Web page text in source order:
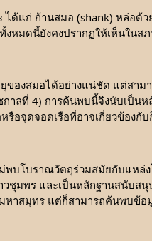
ด้แก่ ก้านสมอ (shank) หล่อด้
งหมดนี้ยังคงปรากฏให้เห็นในส
ของสมอได้อย่างแน่ชัด แต่สาม
กาลที่ 4) การค้นพบนี้จึงนับเป็น
รือจุดจอดเรือที่อาจเกี่ยวข้องกั
พบโบราณวัตถุร่วมสมัยกับแหล่
วชุมพร และเป็นหลักฐานสนับส
หาสมุทร แต่ก็สามารถค้นพบข้